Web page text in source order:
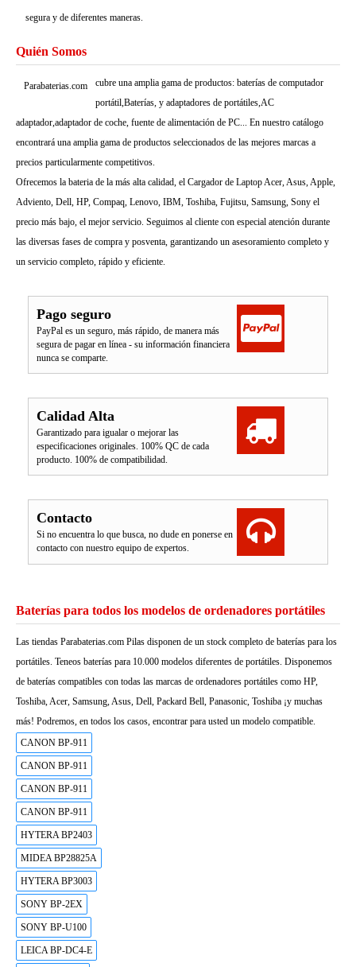
segura y de diferentes maneras.
Quién Somos
Parabaterias.com
cubre una amplia gama de productos: baterías de computador
portátil,Baterías, y adaptadores de portátiles,AC
adaptador,adaptador de coche, fuente de alimentación de PC... En nuestro catálogo
encontrará una amplia gama de productos seleccionados de las mejores marcas a
precios particularmente competitivos.
Ofrecemos la bateria de la más alta calidad, el Cargador de Laptop Acer, Asus, Apple,
Adviento, Dell, HP, Compaq, Lenovo, IBM, Toshiba, Fujitsu, Samsung, Sony el
precio más bajo, el mejor servicio. Seguimos al cliente con especial atención durante
las diversas fases de compra y posventa, garantizando un asesoramiento completo y
un servicio completo, rápido y eficiente.
Pago seguro
PayPal es un seguro, más rápido, de manera más
segura de pagar en línea - su información financiera
nunca se comparte.
Calidad Alta
Garantizado para igualar o mejorar las
especificaciones originales. 100% QC de cada
producto. 100% de compatibilidad.
Contacto
Si no encuentra lo que busca, no dude en ponerse en
contacto con nuestro equipo de expertos.
Baterías para todos los modelos de ordenadores portátiles
Las tiendas Parabaterias.com Pilas disponen de un stock completo de baterías para los
portátiles. Teneos baterías para 10.000 modelos diferentes de portátiles. Disponemos
de baterías compatibles con todas las marcas de ordenadores portátiles como HP,
Toshiba, Acer, Samsung, Asus, Dell, Packard Bell, Panasonic, Toshiba ¡y muchas
más! Podremos, en todos los casos, encontrar para usted un modelo compatible.
CANON BP-911
CANON BP-911
CANON BP-911
CANON BP-911
HYTERA BP2403
MIDEA BP28825A
HYTERA BP3003
SONY BP-2EX
SONY BP-U100
LEICA BP-DC4-E